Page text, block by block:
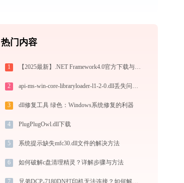
热门内容
1 【2025最新】.NET Framework4.0官方下载与安装方法|附错误解决方案
2 api-ms-win-core-libraryloader-l1-2-0.dll丢失问题：完整解决方案
3 dll修复工具 绿色：Windows系统修复的利器
4 PlugPlugOwl.dll下载
5 系统提示缺失mfc30.dll文件的解决方法
6 如何破解c盘清理精灵？详解步骤与方法
7 兄弟DCP-7180DN打印机无法连接？如何解决？-金山毒霸